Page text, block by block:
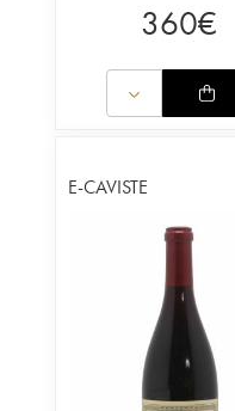
360€
E-CAVISTE